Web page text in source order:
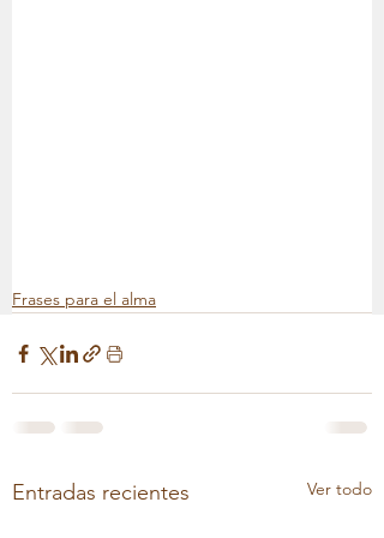
Frases para el alma
Entradas recientes Ver todo